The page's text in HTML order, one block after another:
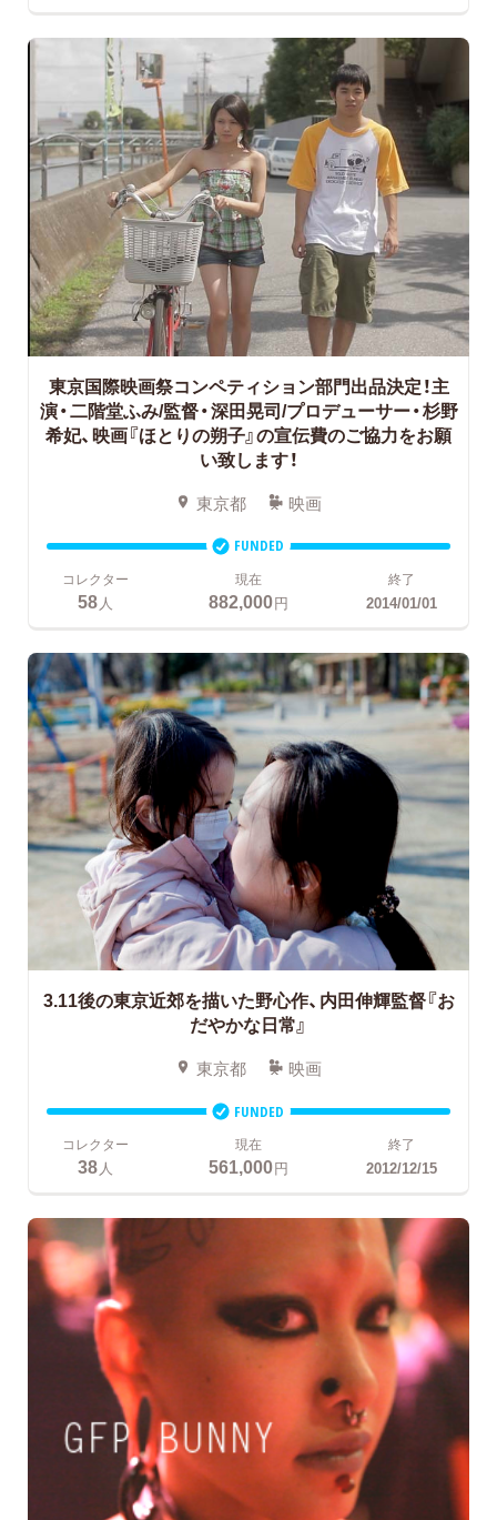
東京国際映画祭コンペティション部門出品決定！主
演・二階堂ふみ/監督・深田晃司/プロデューサー・杉野
希妃、映画『ほとりの朔子』の宣伝費のご協力をお願
い致します！
東京都 映画
FUNDED
コレクター
58 人
現在
882,000円
終了
2014/01/01
3.11後の東京近郊を描いた野心作、内田伸輝監督『お
だやかな日常』
東京都 映画
FUNDED
コレクター
38人
現在
561,000円
終了
2012/12/15